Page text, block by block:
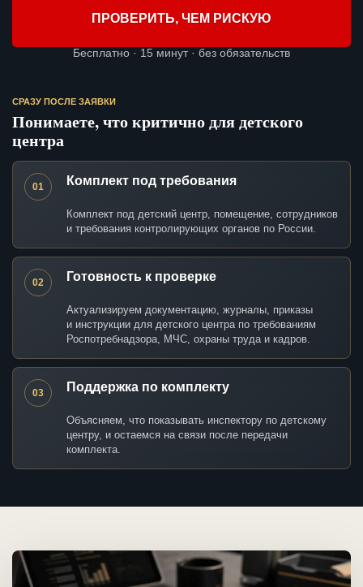
ПРОВЕРИТЬ, ЧЕМ РИСКУЮ
Бесплатно · 15 минут · без обязательств
СРАЗУ ПОСЛЕ ЗАЯВКИ
Понимаете, что критично для детского
центра
01 Комплект под требования
Комплект под детский центр, помещение, сотрудников
и требования контролирующих органов по России.
02 Готовность к проверке
Актуализируем документацию, журналы, приказы
и инструкции для детского центра по требованиям
Роспотребнадзора, МЧС, охраны труда и кадров.
03 Поддержка по комплекту
Объясняем, что показывать инспектору по детскому
центру, и остаемся на связи после передачи
комплекта.